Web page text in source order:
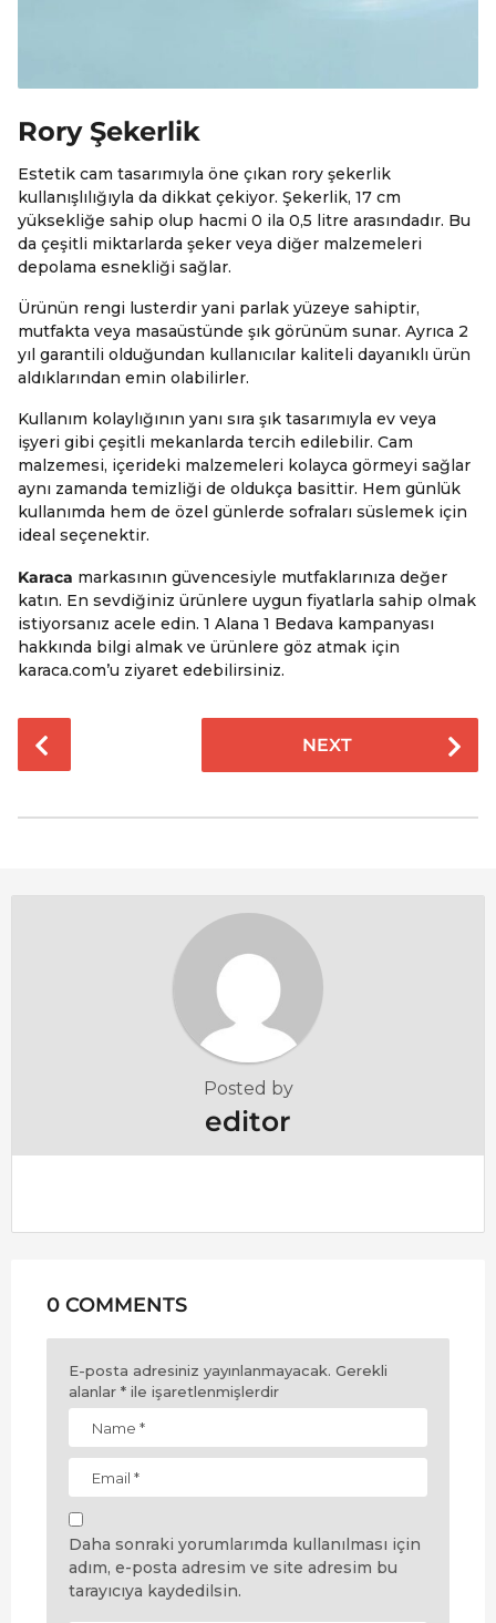
Rory Şekerlik
Estetik cam tasarımıyla öne çıkan rory şekerlik
kullanışlılığıyla da dikkat çekiyor. Şekerlik, 17 cm
yüksekliğe sahip olup hacmi 0 ila 0,5 litre arasındadır. Bu
da çeşitli miktarlarda şeker veya diğer malzemeleri
depolama esnekliği sağlar.
Ürünün rengi lusterdir yani parlak yüzeye sahiptir,
mutfakta veya masaüstünde şık görünüm sunar. Ayrıca 2
yıl garantili olduğundan kullanıcılar kaliteli dayanıklı ürün
aldıklarından emin olabilirler.
Kullanım kolaylığının yanı sıra şık tasarımıyla ev veya
işyeri gibi çeşitli mekanlarda tercih edilebilir. Cam
malzemesi, içerideki malzemeleri kolayca görmeyi sağlar
aynı zamanda temizliği de oldukça basittir. Hem günlük
kullanımda hem de özel günlerde sofraları süslemek için
ideal seçenektir.
Karaca markasının güvencesiyle mutfaklarınıza değer
katın. En sevdiğiniz ürünlere uygun fiyatlarla sahip olmak
istiyorsanız acele edin. 1 Alana 1 Bedava kampanyası
hakkında bilgi almak ve ürünlere göz atmak için
karaca.com’u ziyaret edebilirsiniz.
o
t
NEXT
Posted by
editor
0 COMMENTS
E-posta adresiniz yayınlanmayacak. Gerekli
alanlar * ile işaretlenmişlerdir
Daha sonraki yorumlarımda kullanılması için
adım, e-posta adresim ve site adresim bu
tarayıcıya kaydedilsin.